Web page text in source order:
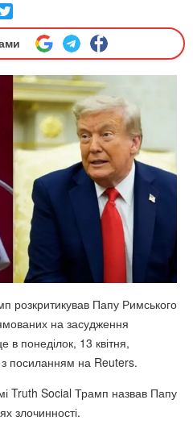
Папу Римського
на засудження
в понеділок, 13 квітня,
з посиланням на Reuters.
Truth Social Трамп назвав Папу
злочинності.